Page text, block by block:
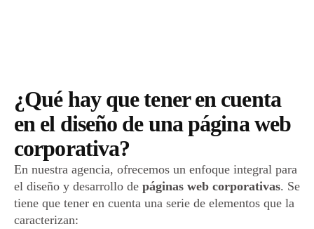
¿Qué hay que tener en cuenta
en el diseño de una página web
corporativa?
En nuestra agencia, ofrecemos un enfoque integral para
el diseño y desarrollo de páginas web corporativas. Se
tiene que tener en cuenta una serie de elementos que la
caracterizan: